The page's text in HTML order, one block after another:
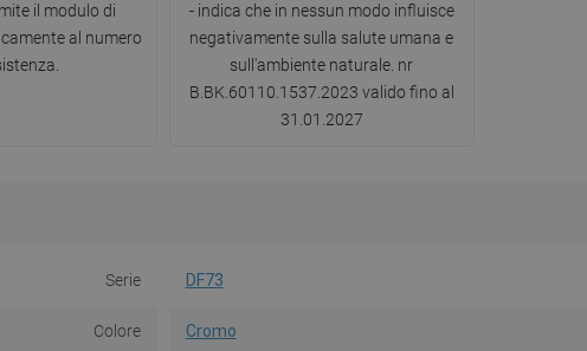
il modulo di
al numero
- indica che in nessun modo influisce
negativamente sulla salute umana e
sull'ambiente naturale. nr
B.BK.60110.1537.2023 valido fino al
31.01.2027
Serie DF73
Colore Cromo